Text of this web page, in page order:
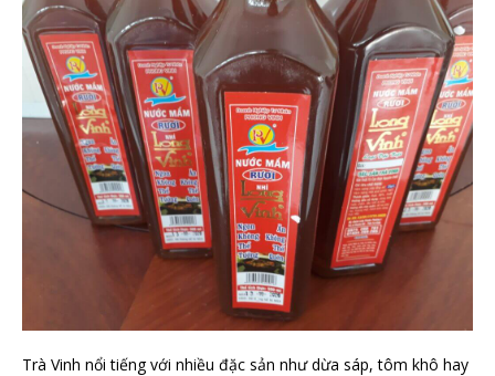
Trà Vinh nổi tiếng với nhiều đặc sản như dừa sáp, tôm khô hay